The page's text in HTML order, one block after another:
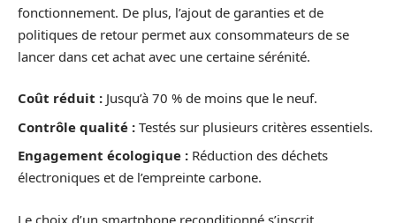
fonctionnement. De plus, l’ajout de garanties et de
politiques de retour permet aux consommateurs de se
lancer dans cet achat avec une certaine sérénité.
Coût réduit : Jusqu’à 70 % de moins que le neuf.
Contrôle qualité : Testés sur plusieurs critères essentiels.
Engagement écologique : Réduction des déchets
électroniques et de l’empreinte carbone.
Le choix d’un smartphone reconditionné s’inscrit